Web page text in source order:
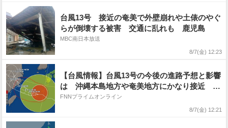
台風13号 接近の奄美で外壁崩れや土俵のやぐ
らが倒壊する被害 交通に乱れも 鹿児島
MBC南日本放送
8/7(金) 12:23
【台風情報】台風13号の今後の進路予想と影響
は 沖縄本島地方や奄美地方にかなり接近 暴
風に厳重警戒 線状降水帯が発生して大雨災害
FNNプライムオンライン
8/7(金) 12:21